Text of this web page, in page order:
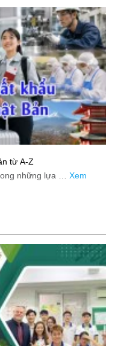
từ A-Z
những lựa … Xem